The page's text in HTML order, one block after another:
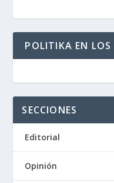
POLITIKA EN LOS
SECCIONES
Editorial
Opinión